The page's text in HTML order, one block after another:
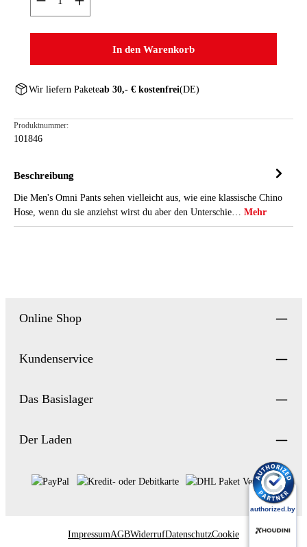
In den Warenkorb
Wir liefern Paketeab 30,- € kostenfrei(DE)
Produktnummer:
101846
Beschreibung
Die Men's Omni Pants sehen vielleicht aus, wie eine klassische Chino
Hose, wenn du sie anziehst wirst du aber den Unterschie… Mehr
Online Shop
Kundenservice
Das Basislager
Der Laden
ImpressumAGBWiderrufDatenschutzCookie